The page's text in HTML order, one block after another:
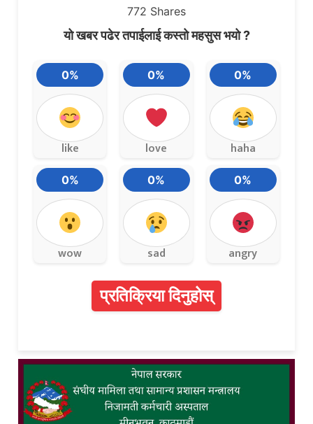
772 Shares
यो खबर पढेर तपाईलाई कस्तो महसुस भयो ?
0%
like
0%
love
0%
haha
0%
wow
0%
sad
0%
angry
प्रतिक्रिया दिनुहोस्